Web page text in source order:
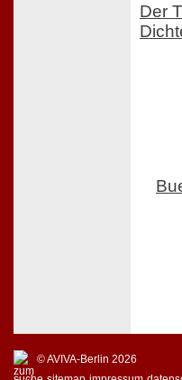
Der
© AVIVA-Berlin 2026